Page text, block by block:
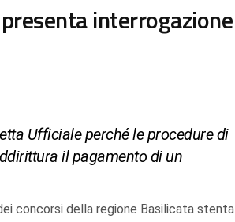
interrogazione
Ufficiale perché le procedure di
il pagamento di un
concorsi della regione Basilicata stenta